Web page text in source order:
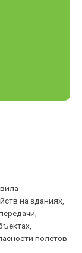
на зданиях,
полетов